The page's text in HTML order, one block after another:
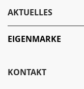
KONTAKT
AKTUELLES
EIGENMARKE